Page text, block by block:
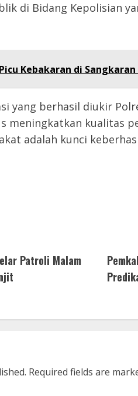
di Bidang Kepolisian
Kebakaran di
yang berhasil diukir
meningkatkan kualitas
adalah kunci
Patroli Malam
Required fields are